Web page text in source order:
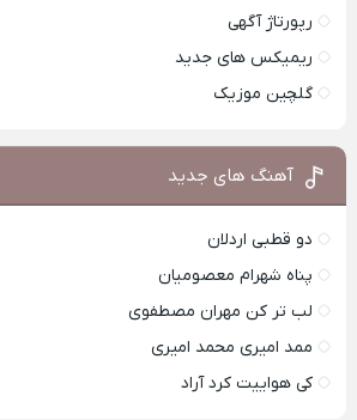
رپورتاژ آگهی
ریمیکس های جدید
گلچین موزیک
آهنگ های جدید
دو قطبی اردلان
پناه شهرام معصومیان
لب تر کن مهران مصطفوی
ممد امیری محمد امیری
کی هواییت کرد آراد